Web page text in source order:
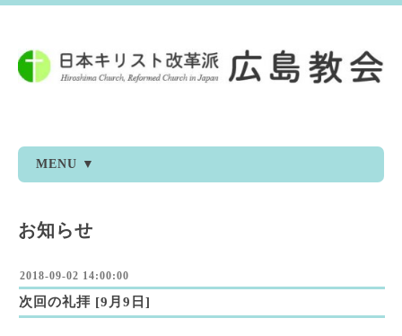
MENU ▼
お知らせ
2018-09-02 14:00:00
次回の礼拝 [9月9日]